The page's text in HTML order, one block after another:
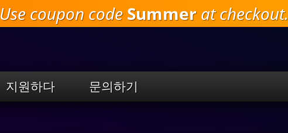
주
요
건
너
Use coupon code Summer at checkout.
지원하다 문의하기